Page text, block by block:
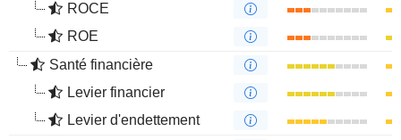
ROCE
ROE
Santé financière
Levier financier
Levier d'endettement